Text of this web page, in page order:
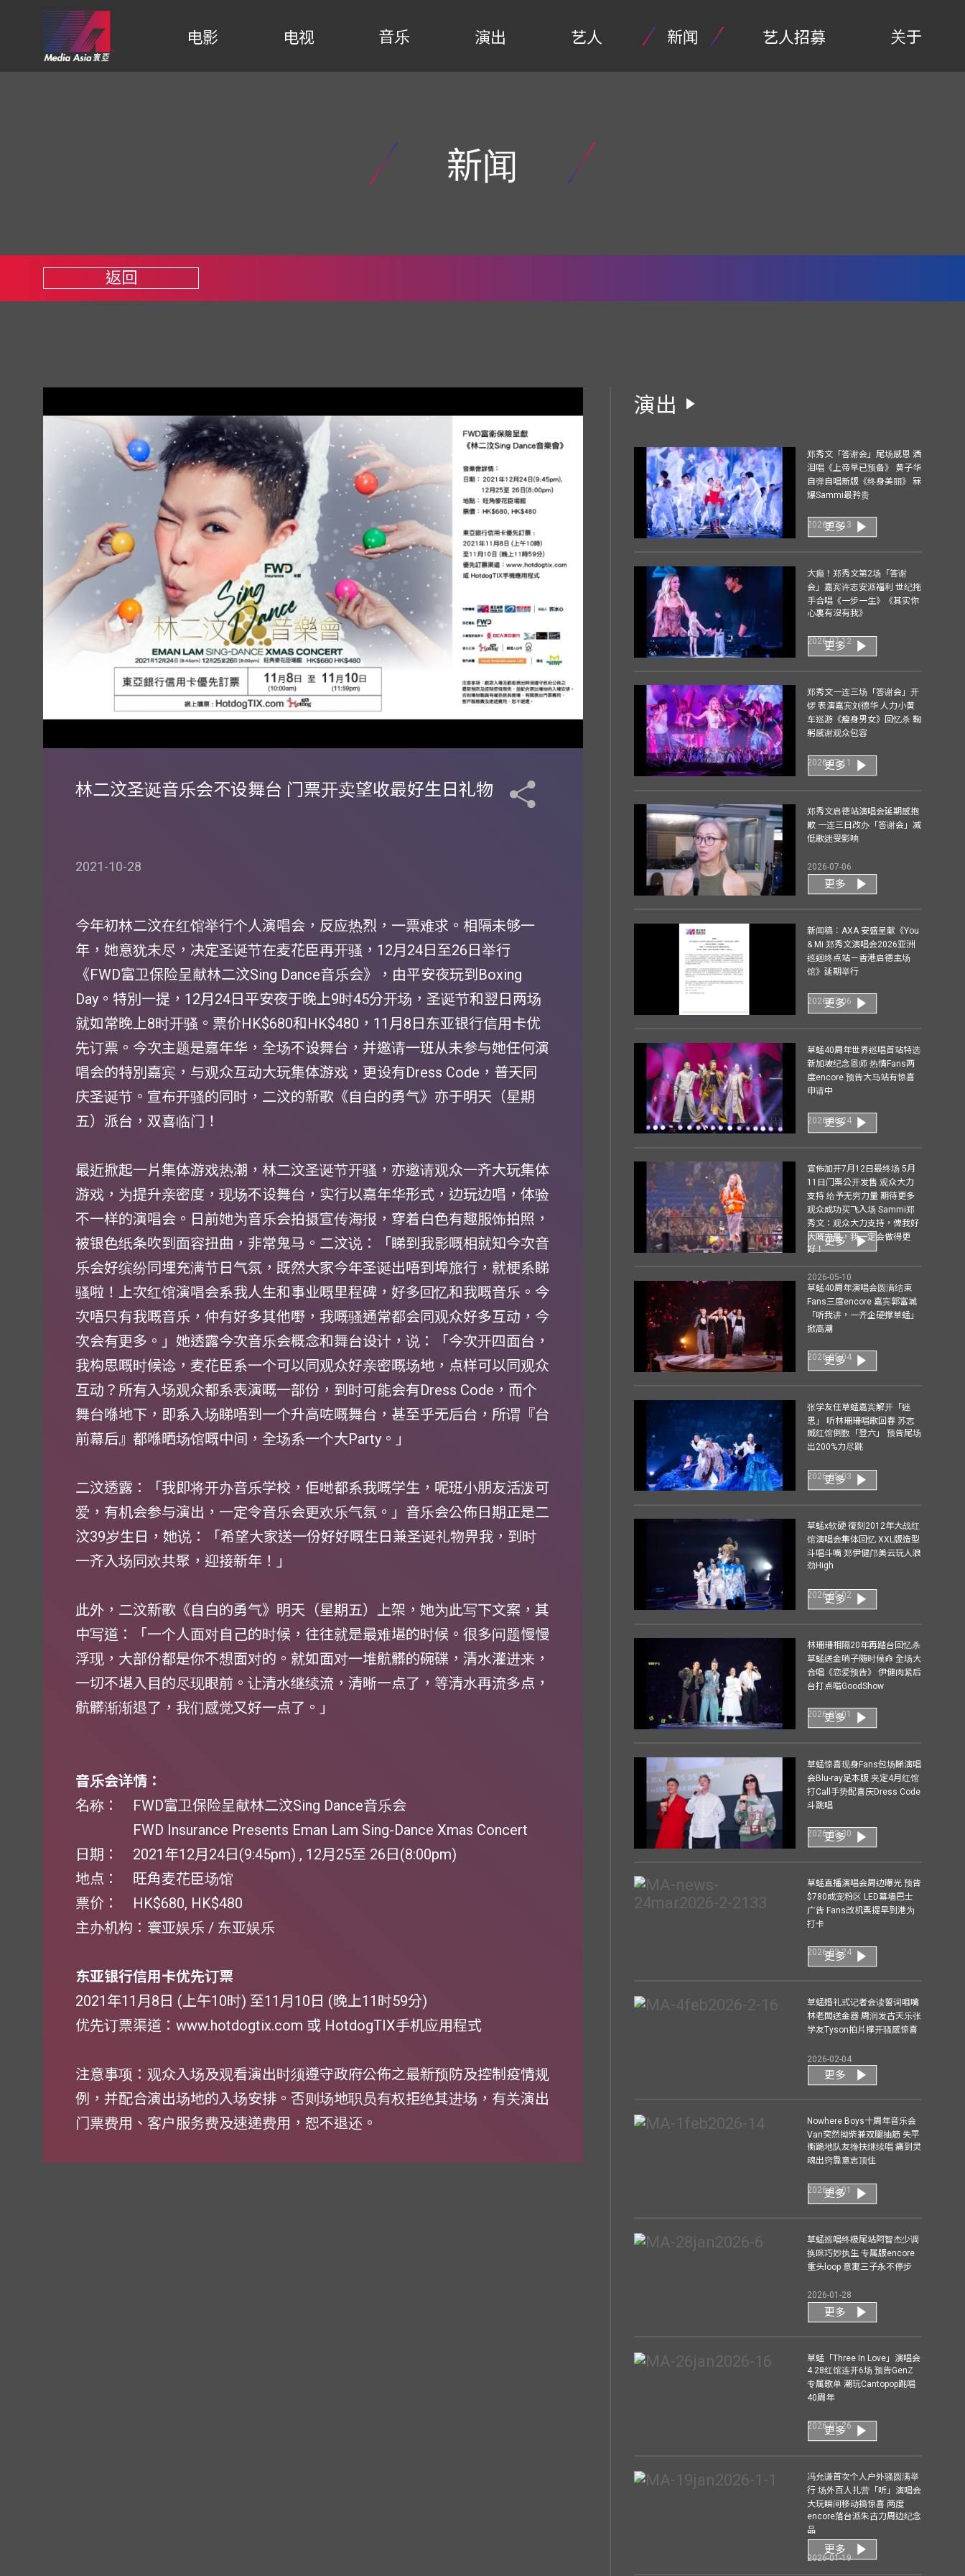
电影 电视 音乐 演出 艺人 新闻 艺人招募 关于
新闻
返回
林二汶圣诞音乐会不设舞台 门票开卖望收最好生日礼物
2021-10-28
今年初林二汶在红馆举行个人演唱会，反应热烈，一票难求。相隔未够一
年，她意犹未尽，决定圣诞节在麦花臣再开骚，12月24日至26日举行
《FWD富卫保险呈献林二汶Sing Dance音乐会》，由平安夜玩到Boxing
Day。特別一提，12月24日平安夜于晚上9时45分开场，圣诞节和翌日两场
就如常晚上8时开骚。票价HK$680和HK$480，11月8日东亚银行信用卡优
先订票。今次主题是嘉年华，全场不设舞台，并邀请一班从未参与她任何演
唱会的特別嘉宾，与观众互动大玩集体游戏，更设有Dress Code，普天同
庆圣诞节。宣布开骚的同时，二汶的新歌《自白的勇气》亦于明天（星期
五）派台，双喜临门！
最近掀起一片集体游戏热潮，林二汶圣诞节开骚，亦邀请观众一齐大玩集体
游戏，为提升亲密度，现场不设舞台，实行以嘉年华形式，边玩边唱，体验
不一样的演唱会。日前她为音乐会拍摄宣传海报，穿着白色有趣服饰拍照，
被银色纸条吹到面容扭曲，非常鬼马。二汶说：「睇到我影嘅相就知今次音
乐会好缤纷同埋充满节日气氛，既然大家今年圣诞出唔到埠旅行，就梗系睇
骚啦！上次红馆演唱会系我人生和事业嘅里程碑，好多回忆和我嘅音乐。今
次唔只有我嘅音乐，仲有好多其他嘢，我嘅骚通常都会同观众好多互动，今
次会有更多。」她透露今次音乐会概念和舞台设计，说：「今次开四面台，
我构思嘅时候谂，麦花臣系一个可以同观众好亲密嘅场地，点样可以同观众
互动？所有入场观众都系表演嘅一部份，到时可能会有Dress Code，而个
舞台喺地下，即系入场睇唔到一个升高咗嘅舞台，甚至乎无后台，所谓『台
前幕后』都喺晒场馆嘅中间，全场系一个大Party。」
二汶透露：「我即将开办音乐学校，佢哋都系我嘅学生，呢班小朋友活泼可
爱，有机会参与演出，一定令音乐会更欢乐气氛。」音乐会公佈日期正是二
汶39岁生日，她说：「希望大家送一份好好嘅生日兼圣诞礼物畀我，到时
一齐入场同欢共聚，迎接新年！」
此外，二汶新歌《自白的勇气》明天（星期五）上架，她为此写下文案，其
中写道：「一个人面对自己的时候，往往就是最难堪的时候。很多问题慢慢
浮现，大部份都是你不想面对的。就如面对一堆骯髒的碗碟，清水灌进来，
一切不堪入目的尽现眼前。让清水继续流，清晰一点了，等清水再流多点，
骯髒渐渐退了，我们感觉又好一点了。」
音乐会详情：
名称： FWD富卫保险呈献林二汶Sing Dance音乐会
FWD Insurance Presents Eman Lam Sing-Dance Xmas Concert
日期： 2021年12月24日(9:45pm) , 12月25至 26日(8:00pm)
地点： 旺角麦花臣场馆
票价： HK$680, HK$480
主办机构：寰亚娱乐 / 东亚娱乐
东亚银行信用卡优先订票
2021年11月8日 (上午10时) 至11月10日 (晚上11时59分)
优先订票渠道：www.hotdogtix.com 或 HotdogTIX手机应用程式
注意事项：观众入场及观看演出时须遵守政府公佈之最新预防及控制疫情规
例，并配合演出场地的入场安排。否则场地职员有权拒绝其进场，有关演出
门票费用、客户服务费及速递费用，恕不退还。
演出
郑秀文「答谢会」尾场感恩 洒
泪唱《上帝早已预备》 黄子华
自弹自唱新版《终身美丽》 冧
爆Sammi最矜贵
2026-07-13
更多
大癫！郑秀文第2场「答谢
会」嘉宾许志安派福利 世纪拖
手合唱《一步一生》《其实你
心裏有沒有我》
2026-07-12
更多
郑秀文一连三场「答谢会」开
锣 表演嘉宾刘德华 人力小黄
车巡游《瘦身男女》回忆杀 鞠
躬感谢观众包容
2026-07-11
更多
郑秀文启德站演唱会延期感抱
歉 一连三日改办「答谢会」减
低歌迷受影响
2026-07-06
更多
新闻稿︰AXA 安盛呈献《You
& Mi 郑秀文演唱会2026亚洲
巡迴终点站－香港启德主场
馆》延期举行
2026-07-06
更多
草蜢40周年世界巡唱首站特选
新加坡纪念恩师 热情Fans两
度encore 预告大马站有惊喜
申请中
2026-06-24
更多
宣佈加开7月12日最终场 5月
11日门票公开发售 观众大力
支持 给予无穷力量 期待更多
观众成功买飞入场 Sammi郑
秀文：观众大力支持，俾我好
大嘅力量，我一定会做得更
好！
2026-05-10
更多
草蜢40周年演唱会圆满结束
Fans三度encore 嘉宾郭富城
「听我讲，一齐企硬撑草蜢」
掀高潮
2026-05-04
更多
张学友任草蜢嘉宾解开「迷
思」 听林珊珊唱歌回春 苏志
威红馆倒数「登六」 预告尾场
出200%力尽跳
2026-05-03
更多
草蜢x软硬 復刻2012年大战红
馆演唱会集体回忆 XXL版造型
斗唱斗嘴 郑伊健邝美云玩人浪
劲High
2026-05-02
更多
林珊珊相隔20年再踏台回忆杀
草蜢送金哨子随时候命 全场大
合唱《恋爱预告》 伊健肉紧后
台打点嗌GoodShow
2026-05-01
更多
草蜢惊喜现身Fans包场睇演唱
会Blu-ray足本版 夹定4月红馆
打Call手势配喜庆Dress Code
斗跳唱
2026-03-30
更多
草蜢直播演唱会周边曝光 预告
$780成宠粉区 LED幕墙巴士
广告 Fans改机票提早到港为
打卡
2026-03-24
更多
草蜢婚礼式记者会读誓词咀嘴
林老闆送金器 周润发古天乐张
学友Tyson拍片撑开骚感惊喜
2026-02-04
更多
Nowhere Boys十周年音乐会
Van突然拗柴兼双腿抽筋 失平
衡跪地队友搀扶继续唱 痛到灵
魂出窍靠意志顶住
2026-02-01
更多
草蜢巡唱终极尾站阿智杰少调
换咪巧妙执生 专属版encore
重头loop 意寓三子永不停步
2026-01-28
更多
草蜢「Three In Love」演唱会
4.28红馆连开6场 预告GenZ
专属歌单 潮玩Cantopop跳唱
40周年
2026-01-26
更多
冯允谦首次个人户外骚圆满举
行 场外百人扎营「听」演唱会
大玩瞬间移动搞惊喜 两度
encore落台派朱古力周边纪念
品
2026-01-19
更多